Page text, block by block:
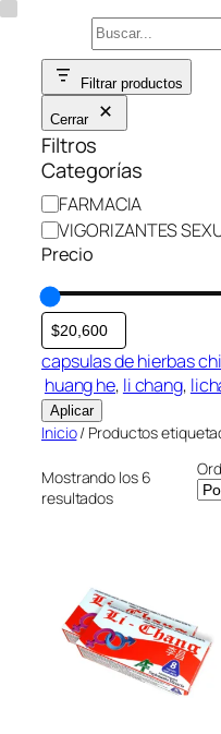
Saltar
contenido
Buscar
Filtrar productos
Cerrar
Filtros
Categorías
C
a
t
g
o
r
í
a
FARMACIA
VIGORIZANTES
Precio
capsulas de hierbas
huang he, li chang,
Aplicar
Inicio/ Productos
Mostrando los 6
resultados